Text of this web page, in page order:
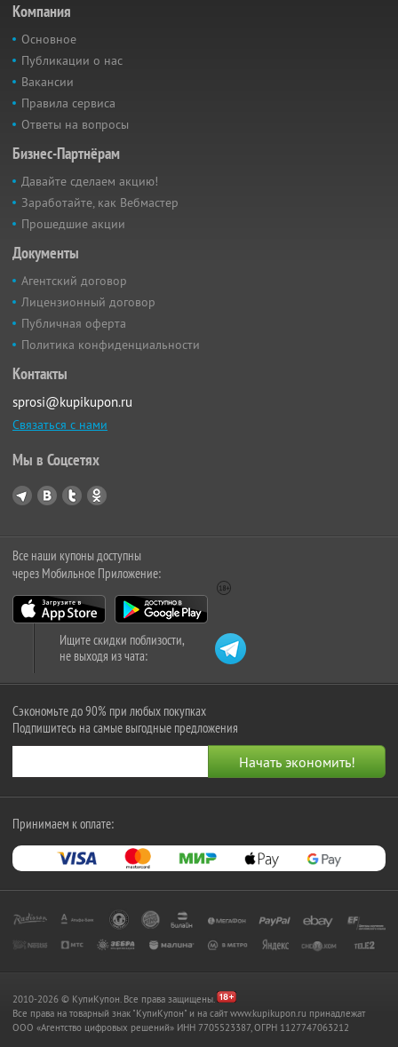
Компания
Основное
Публикации о нас
Вакансии
Правила сервиса
Ответы на вопросы
Бизнес-Партнёрам
Давайте сделаем акцию!
Заработайте, как Вебмастер
Прошедшие акции
Документы
Агентский договор
Лицензионный договор
Публичная оферта
Политика конфиденциальности
Контакты
sprosi@kupikupon.ru
Связаться с нами
Мы в Соцсетях
Все наши купоны доступны
через Мобильное Приложение:
Ищите скидки поблизости,
не выходя из чата:
Сэкономьте до 90% при любых покупках
Подпишитесь на самые выгодные предложения
Принимаем к оплате:
2010-2026 © КупиКупон. Все права защищены.
Все права на товарный знак "КупиКупон" и на сайт www.kupikupon.ru принадлежат
OOO «Агентство цифровых решений» ИНН 7705523387, ОГРН 1127747063212